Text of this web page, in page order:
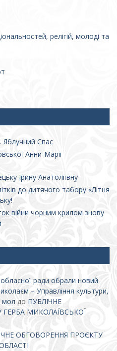
релігій, молоді та
Спас
Анни-Марії
Ірину Анатоліївну
до дитячого табору «Літня
війни чорним крилом знову
ради обрали новий
– Управління культури,
мол до ПУБЛІЧНЕ
МИКОЛАЇВСЬКОЇ
ОБГОВОРЕННЯ ПРОЄКТУ